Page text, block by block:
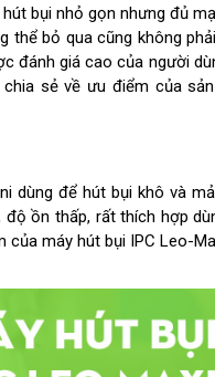
bụi nhỏ gọn nhưng đủ
thể bỏ qua cũng không
đánh giá cao của người
sẻ về ưu điểm của
dùng để hút bụi khô và
ồn thấp, rất thích hợp
của máy hút bụi IPC Leo-